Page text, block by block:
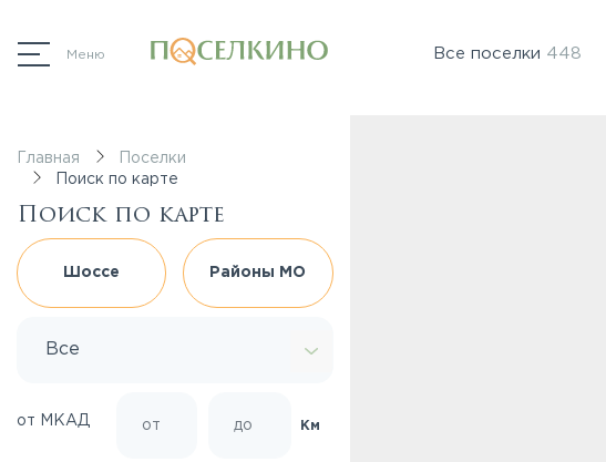
Меню Все поселки 448
Главная
Поселки
Поиск по карте
Поиск по карте
Шоссе Районы МО
Все
от МКАД Км